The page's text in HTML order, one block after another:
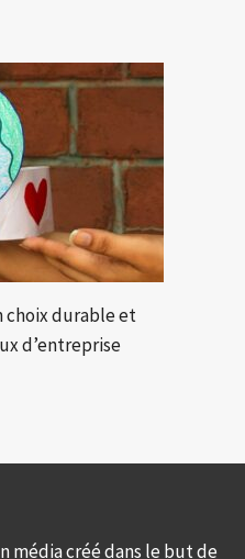
choix durable et
d’entreprise
média créé dans le but de